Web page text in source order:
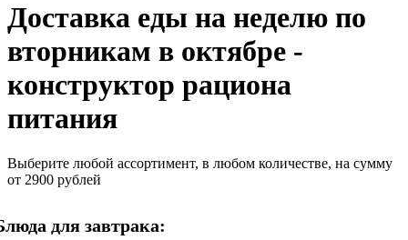
Доставка еды на неделю по
вторникам в октябре -
конструктор рациона
питания
Выберите любой ассортимент, в любом количестве, на сумму
от 2900 рублей
для завтрака: